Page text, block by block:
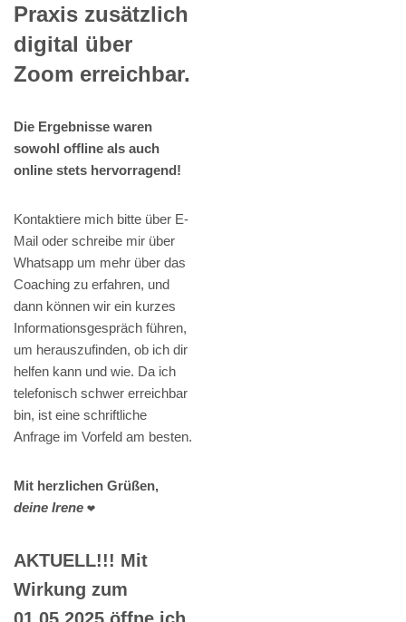
Praxis zusätzlich
digital über
Zoom erreichbar.
Die Ergebnisse waren
sowohl offline als auch
online stets hervorragend!
Kontaktiere mich bitte über E-
Mail oder schreibe mir über
Whatsapp um mehr über das
Coaching zu erfahren, und
dann können wir ein kurzes
Informationsgespräch führen,
um herauszufinden, ob ich dir
helfen kann und wie. Da ich
telefonisch schwer erreichbar
bin, ist eine schriftliche
Anfrage im Vorfeld am besten.
Mit herzlichen Grüßen,
deine Irene ❤️
AKTUELL!!! Mit
Wirkung zum